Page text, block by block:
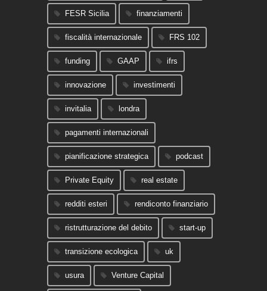
FESR Sicilia finanziamenti
fiscalità internazionale FRS 102
funding GAAP ifrs
innovazione investimenti
invitalia londra
pagamenti internazionali
pianificazione strategica podcast
Private Equity real estate
redditi esteri rendiconto finanziario
ristrutturazione del debito start-up
transizione ecologica uk
usura Venture Capital